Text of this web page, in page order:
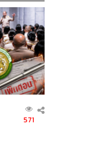
571